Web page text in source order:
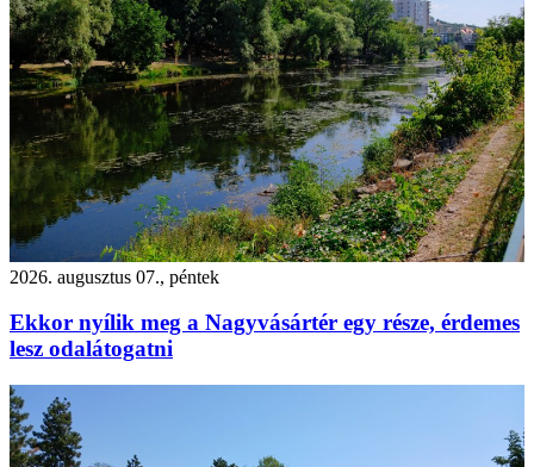
2026. augusztus 07., péntek
Ekkor nyílik meg a Nagyvásártér egy része, érdemes
lesz odalátogatni